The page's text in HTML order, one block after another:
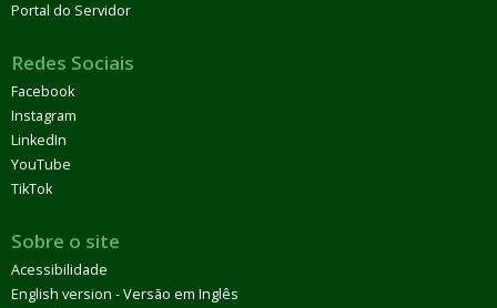
Portal do Servidor
Redes Sociais
Facebook
Instagram
LinkedIn
YouTube
TikTok
Sobre o site
Acessibilidade
English version - Versão em Inglês